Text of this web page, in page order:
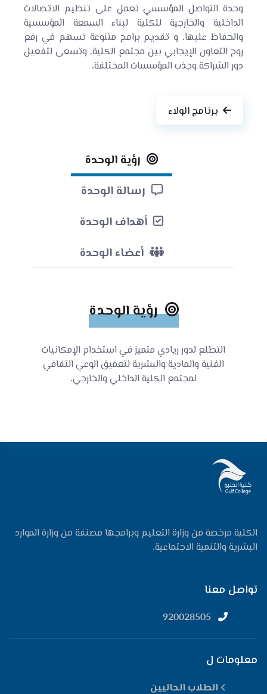
وحدة التواصل المؤسسي تعمل على تنظيم الاتصالات
الداخلية والخارجية للكلية لبناء السمعة المؤسسية
والحفاظ عليها. و تقديم برامج متنوعة تسهم في رفع
روح التعاون الإيجابي بين مجتمع الكلية. وتسعى لتفعيل
دور الشراكة وجذب المؤسسات المختلفة.
برنامج الولاء
رؤية الوحدة
رسالة الوحدة
أهداف الوحدة
أعضاء الوحدة
رؤية الوحدة
التطلع لدور ريادي متميز في استخدام الإمكانيات
الفنية والمادية والبشرية لتعميق الوعي الثقافي
لمجتمع الكلية الداخلي والخارجي.
الكلية مرخصة من وزارة التعليم وبرامجها مصنفة من وزارة الموارد
البشرية والتنمية الاجتماعية.
تواصل معنا
920028505
معلومات ل
الطلاب الحاليين